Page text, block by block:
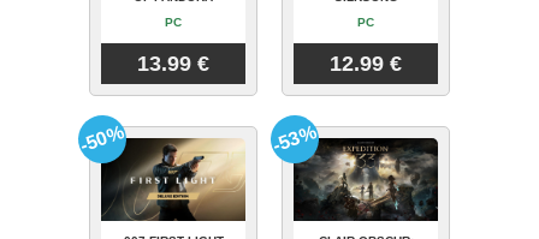
PC
13.99 €
PC
12.99 €
-50% -53%